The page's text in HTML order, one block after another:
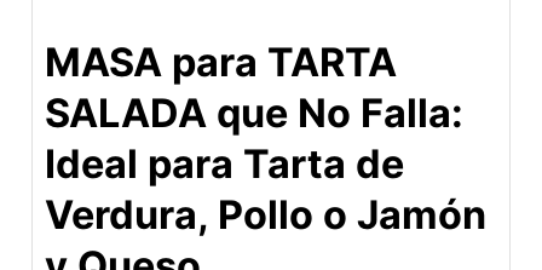
MASA para TARTA
SALADA que No Falla:
Ideal para Tarta de
Verdura, Pollo o Jamón